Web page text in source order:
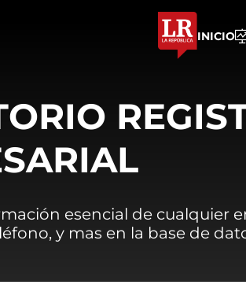
INICIO
esencial de cualquier
y mas en la base de